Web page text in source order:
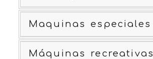
Maquinas especiales
Máquinas recreativas